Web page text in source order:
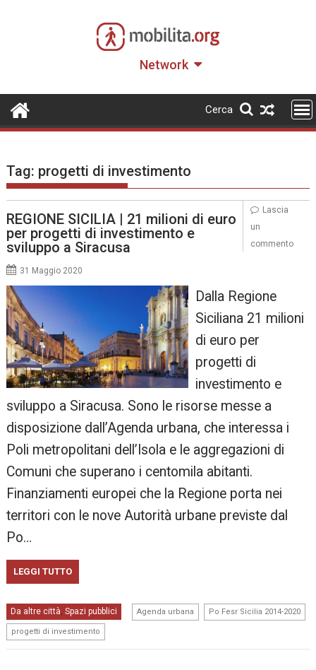
Network
Cerca
Tag: progetti di investimento
REGIONE SICILIA | 21 milioni di euro
per progetti di investimento e
sviluppo a Siracusa
31 Maggio 2020
Dalla Regione
Siciliana 21 milioni
di euro per
progetti di
investimento e
sviluppo a Siracusa. Sono le risorse messe a
disposizione dall’Agenda urbana, che interessa i
Poli metropolitani dell’Isola e le aggregazioni di
Comuni che superano i centomila abitanti.
Finanziamenti europei che la Regione porta nei
territori con le nove Autorità urbane previste dal
Po…
LEGGI TUTTO
Da altre città,Spazi pubblici Agenda urbana Po Fesr Sicilia 2014-2020
progetti di investimento
Lascia
un
commento